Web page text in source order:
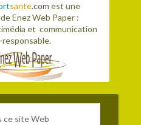
sante.com est une
Enez Web Paper :
et communication
responsable.